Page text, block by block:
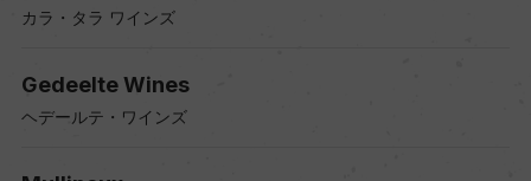
カラ・タラ ワインズ
Gedeelte Wines
ヘデールテ・ワインズ